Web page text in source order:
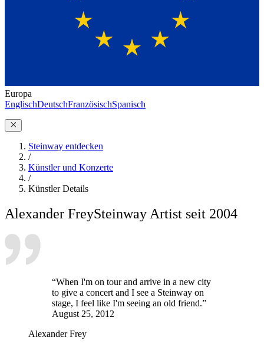
Europa
EnglischDeutschFranzösischSpanisch
Steinway entdecken
/
Künstler und Konzerte
/
Künstler Details
Alexander FreySteinway Artist seit 2004
“When I'm on tour and arrive in a new city
to give a concert and I see a Steinway on
stage, I feel like I'm seeing an old friend.”
August 25, 2012
Alexander Frey